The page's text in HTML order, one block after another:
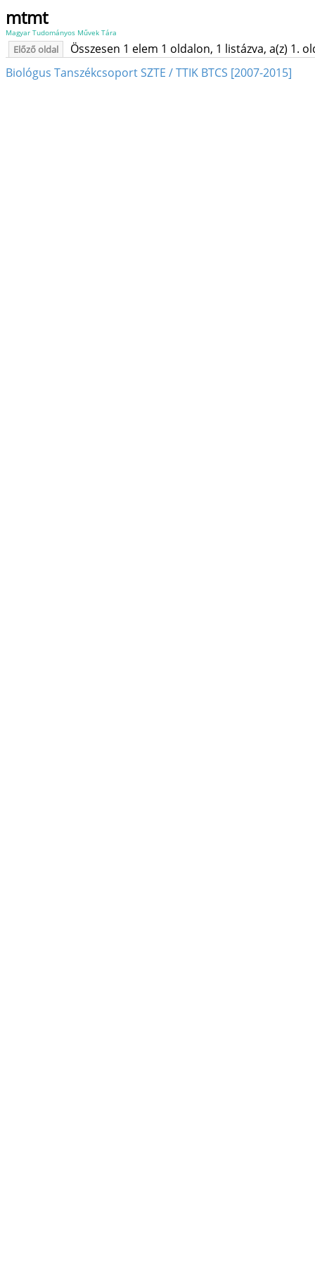
mtmt
Magyar Tudományos Művek Tára
Előző oldal
Összesen 1 elem 1 oldalon, 1 listázva, a(z) 1.
Biológus Tanszékcsoport SZTE / TTIK BTCS [2007-2015]